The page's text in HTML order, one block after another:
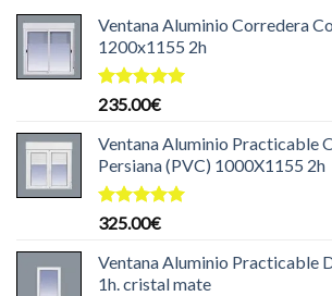
Ventana Aluminio Corredera
1200x1155 2h
Valorado
de 5
235.00€
Ventana Aluminio Practicable
Persiana (PVC) 1000X1155 2h
Valorado
de 5
325.00€
Ventana Aluminio Practicable
1h. cristal mate